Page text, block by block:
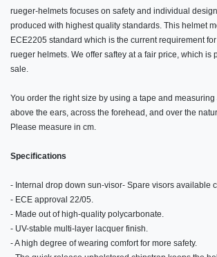
rueger-helmets focuses on safety and individual
produced with highest quality standards. This helmet
ECE2205 standard which is the current requirement
rueger helmets. We offer saftey at a fair price, which is
sale.
You order the right size by using a tape and
above the ears, across the forehead, and over the
Please measure in cm.
Specifications
- Internal drop down sun-visor- Spare visors available
- ECE approval 22/05.
- Made out of high-quality polycarbonate.
- UV-stable multi-layer lacquer finish.
- A high degree of wearing comfort for more safety.